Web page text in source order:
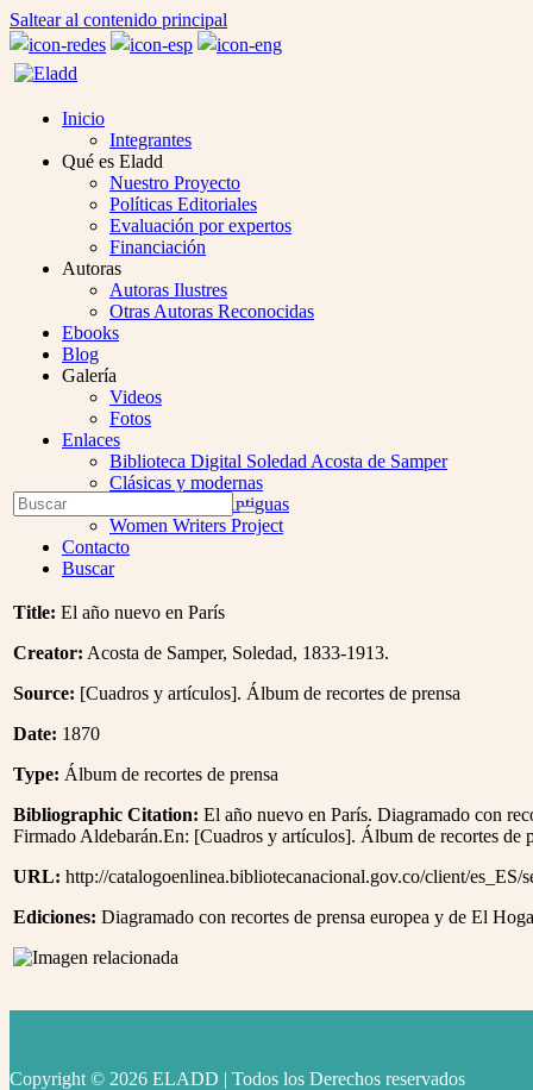
Saltear al contenido principal
Inicio
Integrantes
Qué es Eladd
Nuestro Proyecto
Políticas Editoriales
Evaluación por expertos
Financiación
Autoras
Autoras Ilustres
Otras Autoras Reconocidas
Ebooks
Blog
Galería
Videos
Fotos
Enlaces
Biblioteca Digital Soledad Acosta de Samper
Clásicas y modernas
Colección Las Antiguas
Women Writers Project
Contacto
Buscar
Open
Mobile
Menu
Buscar
Enviar
Title: El año nuevo en París
Creator: Acosta de Samper, Soledad, 1833-1913.
Source: [Cuadros y artículos]. Álbum de recortes de prensa
Date: 1870
Type: Álbum de recortes de prensa
Bibliographic Citation: El año nuevo en París. Diagramado con
Firmado Aldebarán.En: [Cuadros y artículos]. Álbum de recortes de
URL: http://catalogoenlinea.bibliotecanacional.gov.co/client/es_ES/
Ediciones: Diagramado con recortes de prensa europea y de El
Copyright © 2026 ELADD | Todos los Derechos reservados